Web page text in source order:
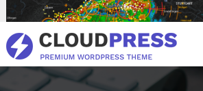
Inhalt
springen